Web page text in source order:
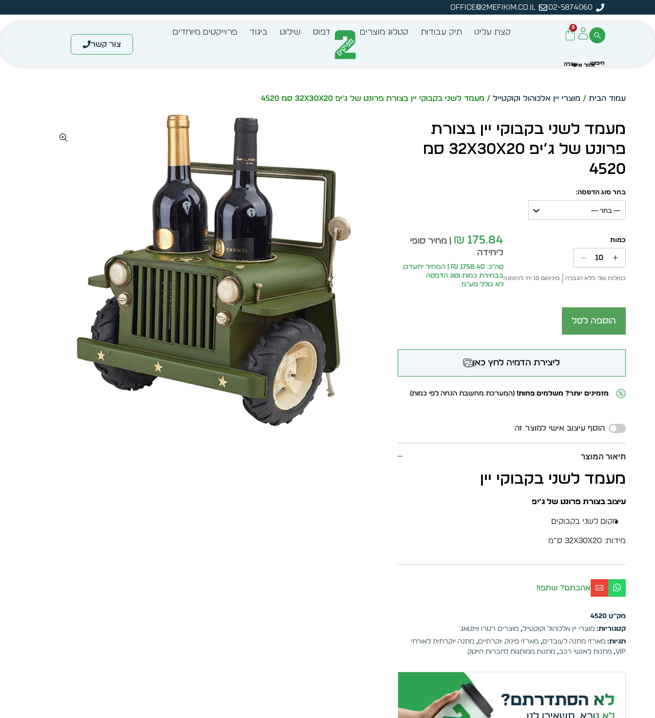
02-5874060
office@2mefikim.co.il
הזמן מיידית מתוך מלאי קיים
עצב בעצמך - הכן הדמייה לכל פריט בקלות
0
קצת עלינו תיק עבודות קטלוג מוצרים דפוס שילוט ביגוד פרוייקטים מיוחדים
צור קשר
עמוד הבית / מוצרי יין אלכוהול וקוקטייל / מעמד לשני בקבוקי יין בצורת פרונט של ג’יפ 32X30X20 סמ 4520
מעמד לשני בקבוקי יין בצורת
פרונט של ג’יפ 32X30X20 סמ
4520
בחר סוג הדפסה:
— בחר —
כפולות של: ללא הגבלה מינימום 10 יח׳ להזמנה
₪ 175.84
| מחיר סופי
ליחידה
סה״כ: 1758.40 ₪ | המחיר יתעדכן
בבחירת כמות וסוג הדפסה
לא כולל מע״מ
הוספה לסל
ליצירת הדמיה לחץ כאן
מזמינים יותר? משלמים פחות! (המערכת מחשבת הנחה לפי כמות)
הוסף עיצוב אישי למוצר זה
תיאור המוצר
מעמד לשני בקבוקי יין
עיצוב בצורת פרונט של ג’יפ
מקום לשני בקבוקים
מידות: 32x30x20 ס”מ
אהבתם? שתפו!
מק"ט4520
קטגוריות: מוצרי יין אלכוהול וקוקטייל,מוצרים רטרו ווינטאג´
תגיות: מארזי מתנה לעובדים,מארזי פינוק יוקרתיים,מתנה יוקרתית לאורחי
VIP
,מתנות לאנשי רכב,מתנות ממותגות לחברות הייטק